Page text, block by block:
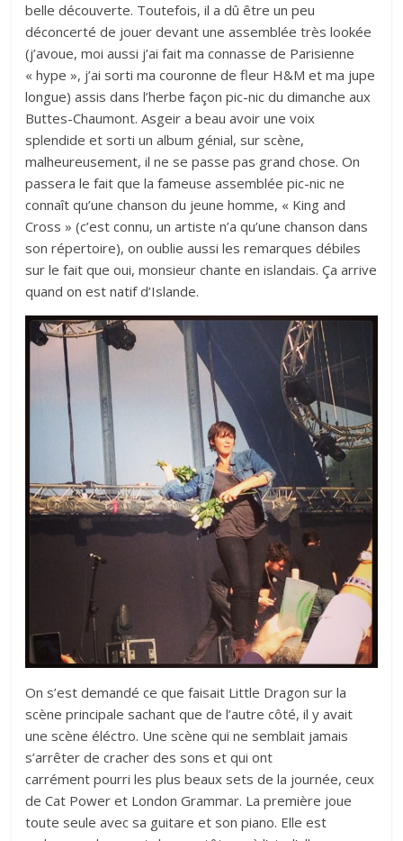
belle découverte. Toutefois, il a dû être un peu
déconcerté de jouer devant une assemblée très lookée
(j’avoue, moi aussi j’ai fait ma connasse de Parisienne
« hype », j’ai sorti ma couronne de fleur H&M et ma jupe
longue) assis dans l’herbe façon pic-nic du dimanche aux
Buttes-Chaumont. Asgeir a beau avoir une voix
splendide et sorti un album génial, sur scène,
malheureusement, il ne se passe pas grand chose. On
passera le fait que la fameuse assemblée pic-nic ne
connaît qu’une chanson du jeune homme, « King and
Cross » (c’est connu, un artiste n’a qu’une chanson dans
son répertoire), on oublie aussi les remarques débiles
sur le fait que oui, monsieur chante en islandais. Ça arrive
quand on est natif d’Islande.
On s’est demandé ce que faisait Little Dragon sur la
scène principale sachant que de l’autre côté, il y avait
une scène éléctro. Une scène qui ne semblait jamais
s’arrêter de cracher des sons et qui ont
carrément pourri les plus beaux sets de la journée, ceux
de Cat Power et London Grammar. La première joue
toute seule avec sa guitare et son piano. Elle est